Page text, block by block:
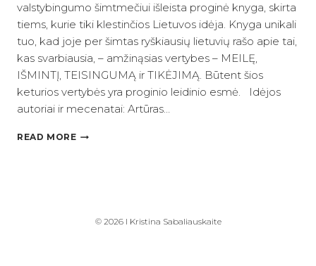
valstybingumo šimtmečiui išleista proginė knyga, skirta
tiems, kurie tiki klestinčios Lietuvos idėja. Knyga unikali
tuo, kad joje per šimtas ryškiausių lietuvių rašo apie tai,
kas svarbiausia, – amžinąsias vertybes – MEILĘ,
IŠMINTĮ, TEISINGUMĄ ir TIKĖJIMĄ. Būtent šios
keturios vertybės yra proginio leidinio esmė. Idėjos
autoriai ir mecenatai: Artūras…
READ MOREPORTRETAI
© 2026 I Kristina Sabaliauskaite